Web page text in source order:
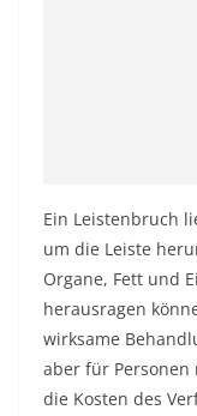
Ein Leistenbruch
um die Leiste
Organe, Fett und
herausragen
wirksame
aber für Personen
die Kosten des